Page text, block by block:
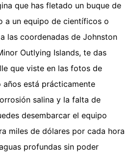
que has fletado un buque de
a un equipo de científicos o
las coordenadas de Johnston
Outlying Islands, te das
que viste en las fotos de
está prácticamente
salina y la falta de
desembarcar el equipo
miles de dólares por cada hora
profundas sin poder